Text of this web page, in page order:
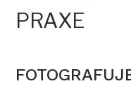
PRAXE